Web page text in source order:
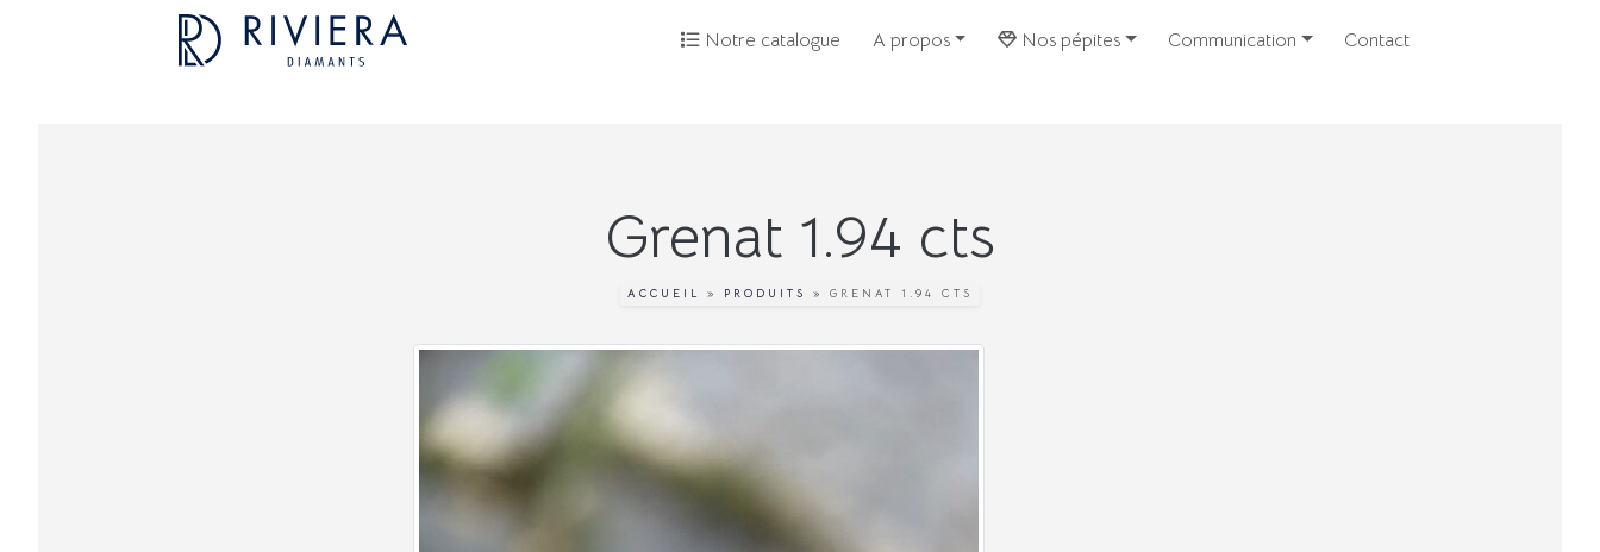
Notre catalogue A propos Nos pépites Communication Contact
Grenat 1.94 cts
ACCUEIL » PRODUITS » GRENAT 1.94 CTS